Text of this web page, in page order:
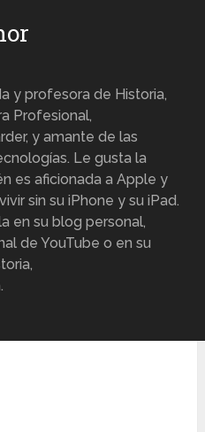
y profesora de Historia,
Profesional,
y amante de las
Le gusta la
es aficionada a Apple y
sin su iPhone y su iPad.
en su blog personal,
de YouTube o en su